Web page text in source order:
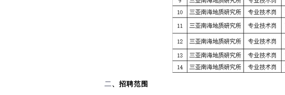
二、招聘范围